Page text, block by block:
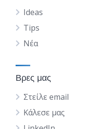
Ideas
Tips
Νέα
Βρες μας
Στείλε email
Κάλεσε μας